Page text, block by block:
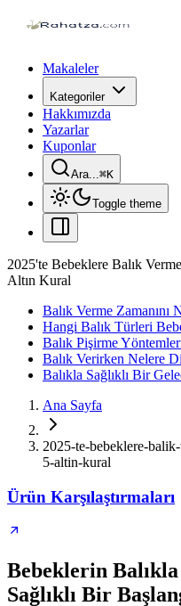
Makaleler
Kategoriler
Hakkımızda
Yazarlar
Kuponlar
Ara...⌘K
Toggle theme
2025'te Bebeklere Balık
Altın Kural
Balık Verme Zamanını
Hangi Balık Türleri
Balık Pişirme
Balık Verirken Nelere
Balıkla Sağlıklı Bir
Ana Sayfa
2025-te-bebeklere-
5-altin-kural
Ürün Karşılaştırmaları
Bebeklerin Balıkla
Sağlıklı Bir